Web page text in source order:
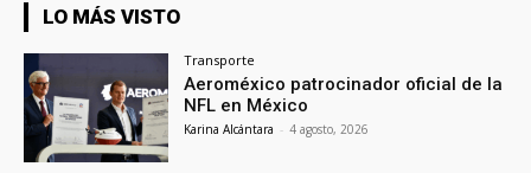
LO MÁS VISTO
Transporte
Aeroméxico patrocinador oficial de la
NFL en México
Karina Alcántara - 4 agosto, 2026